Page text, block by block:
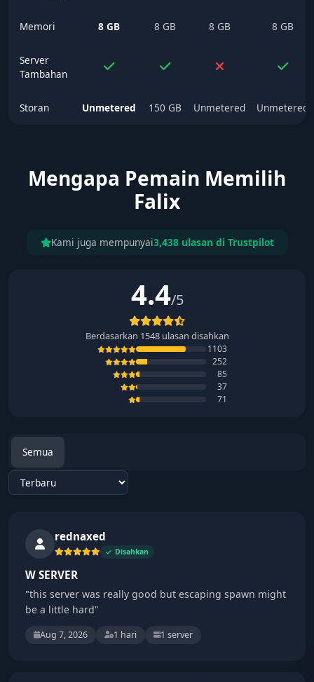
Memori 8 GB 8 GB 8 GB 8 GB
Server
Tambahan
Storan Unmetered 150 GB Unmetered Unmetered
Mengapa Pemain Memilih
Falix
Kami juga mempunyai3,438 ulasan di Trustpilot
4.4/5
Berdasarkan 1548ulasan disahkan
1103
252
85
37
71
Semua
Sort reviews
rednaxed
Disahkan
W SERVER
"this server was really good but escaping spawn might
be a little hard"
Aug 7, 2026 1 hari 1 server